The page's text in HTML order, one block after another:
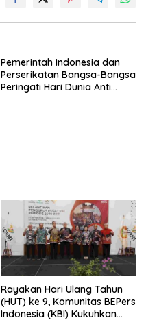
Pemerintah Indonesia dan
Perserikatan Bangsa-Bangsa
Peringati Hari Dunia Anti
Rayakan Hari Ulang Tahun
(HUT) ke 9, Komunitas BEPers
Indonesia (KBI) Kukuhkan